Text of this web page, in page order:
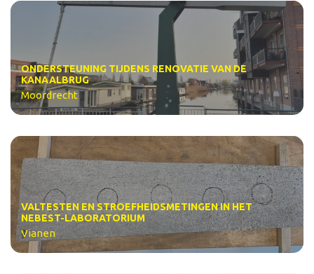
ONDERSTEUNING TIJDENS RENOVATIE VAN DE
KANAALBRUG
Moordrecht
VALTESTEN EN STROEFHEIDSMETINGEN IN HET
NEBEST-LABORATORIUM
Vianen